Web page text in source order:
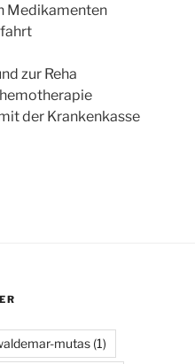
Medikamenten
zur Reha
der Krankenkasse
mutas (1)